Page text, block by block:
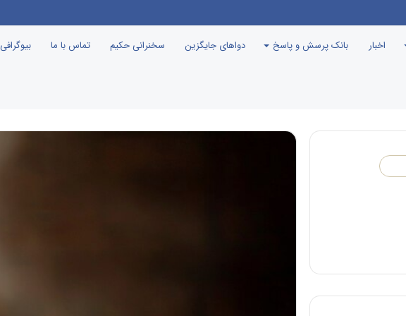
اخبار بانک پرسش و پاسخ دواهای جایگزین سخنرانی حکیم تماس با ما